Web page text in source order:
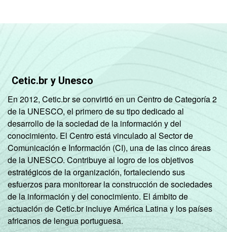
Cetic.br y Unesco
En 2012, Cetic.br se convirtió en un Centro de Categoría 2
de la UNESCO, el primero de su tipo dedicado al
desarrollo de la sociedad de la información y del
conocimiento. El Centro está vinculado al Sector de
Comunicación e Información (CI), una de las cinco áreas
de la UNESCO. Contribuye al logro de los objetivos
estratégicos de la organización, fortaleciendo sus
esfuerzos para monitorear la construcción de sociedades
de la información y del conocimiento. El ámbito de
actuación de Cetic.br incluye América Latina y los países
africanos de lengua portuguesa.